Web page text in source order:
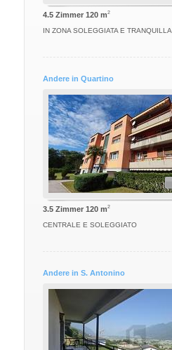
4.5 Zimmer 120 m2
IN ZONA SOLEGGIATA E TRANQUILLA
Andere in Quartino
3.5 Zimmer 120 m2
CENTRALE E SOLEGGIATO
Andere in S. Antonino